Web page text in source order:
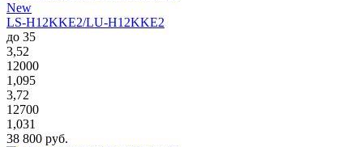
New
LS-H12KKE2/LU-H12KKE2
до 35
3,52
12000
1,095
3,72
12700
1,031
38 800 руб.